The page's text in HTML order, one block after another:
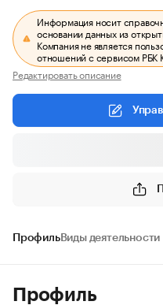
Информация носит
основании данных из
Компания не является
отношений с сервисом РБК
Редактировать описание
ПрофильВиды деятельности
Профиль